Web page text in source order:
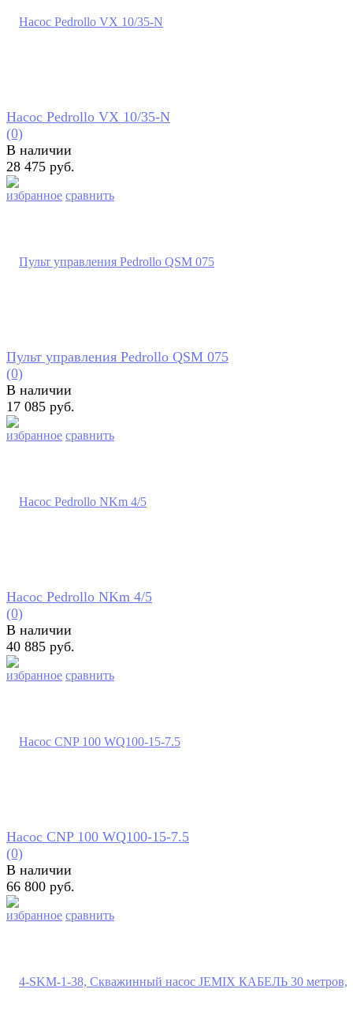
избранное сравнить
Насос Pedrollo VX 10/35-N
(0)
В наличии
28 475 руб.
избранное сравнить
Пульт управления Pedrollo QSM 075
(0)
В наличии
17 085 руб.
избранное сравнить
Насос Pedrollo NKm 4/5
(0)
В наличии
40 885 руб.
избранное сравнить
Насос CNP 100 WQ100-15-7.5
(0)
В наличии
66 800 руб.